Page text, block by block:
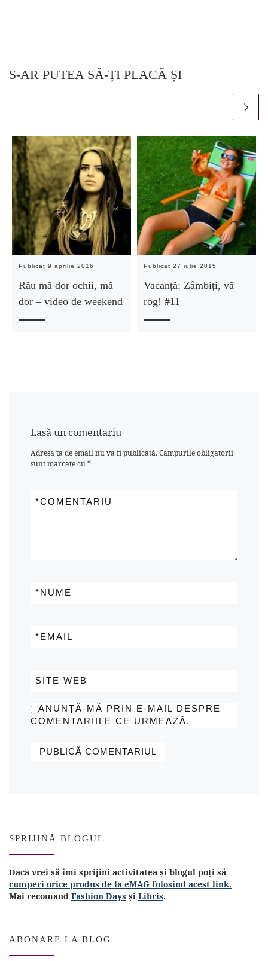
S-AR PUTEA SĂ-ȚI PLACĂ ȘI
Publicat9 aprilie 2016
Rău mă dor ochii, mă
dor – video de weekend
Publicat27 iulie 2015
Vacanță: Zâmbiți, vă
rog! #11
Lasă un comentariu
Adresa ta de email nu va fi publicată.Câmpurile obligatorii
sunt marcate cu*
COMENTARIU
*
NUME
*
EMAIL
*
SITE WEB
ANUNȚĂ-MĂ PRIN E-MAIL DESPRE
COMENTARIILE CE URMEAZĂ.
SPRIJINĂ BLOGUL
Dacă vrei să îmi sprijini activitatea și blogul poți să
cumperi orice produs de la eMAG folosind acest link.
Mai recomand Fashion Days și Libris.
ABONARE LA BLOG